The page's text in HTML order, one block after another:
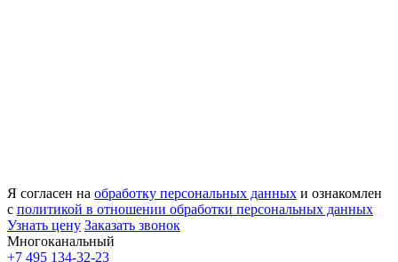
Я согласен на обработку персональных данных и ознакомлен
с политикой в отношении обработки персональных данных
Узнать цену Заказать звонок
Многоканальный
+7 495 134-32-23